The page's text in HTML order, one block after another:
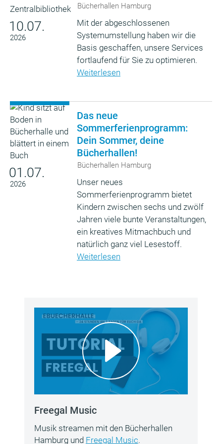
10.07.
2026
Bücherhallen Hamburg
Mit der abgeschlossenen
Systemumstellung haben wir die
Basis geschaffen, unsere Services
fortlaufend für Sie zu optimieren.
Weiterlesen
01.07.
2026
Das neue
Sommerferienprogramm:
Dein Sommer, deine
Bücherhallen!
Bücherhallen Hamburg
Unser neues
Sommerferienprogramm bietet
Kindern zwischen sechs und zwölf
Jahren viele bunte Veranstaltungen,
ein kreatives Mitmachbuch und
natürlich ganz viel Lesestoff.
Weiterlesen
Freegal Music
Musik streamen mit den Bücherhallen
Hamburg und Freegal Music.